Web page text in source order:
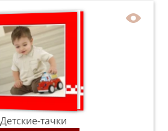
Детские-тачки